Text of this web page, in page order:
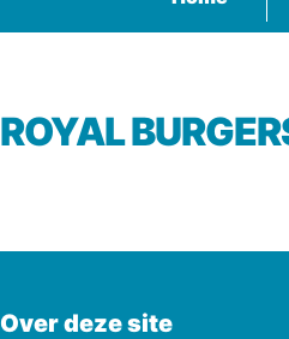
ROYAL
Over deze site